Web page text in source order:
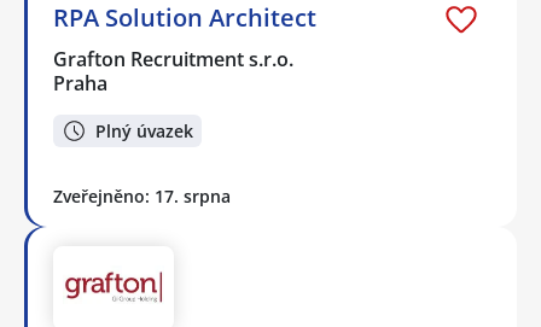
RPA Solution Architect
Grafton Recruitment s.r.o.
Praha
Plný úvazek
Zveřejněno: 17. srpna